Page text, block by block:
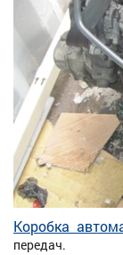
Коробка
передач.